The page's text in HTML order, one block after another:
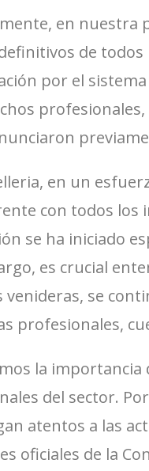
en nuestra
de
por el
en un
con todos los
se ha iniciado
es crucial
venideras, se
profesionales,
la importancia
del sector.
atentos a las
oficiales de la